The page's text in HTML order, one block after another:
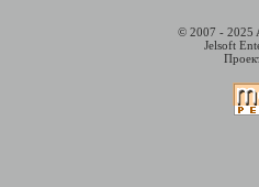
© 2007 - 2025
Jelsoft